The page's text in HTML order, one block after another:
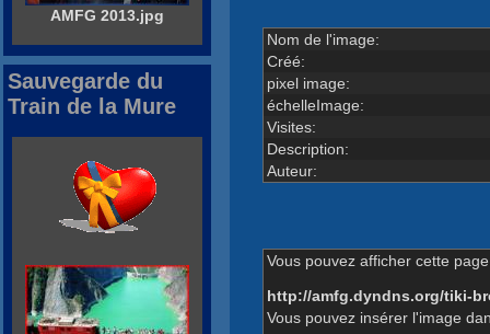
Nom de l'image:
Créé:
pixel image:
échelleImage:
Visites:
Description:
Auteur:
Vous pouvez afficher cette
http://amfg.dyndns.org/tiki-
Vous pouvez insérer l'image
AMFG 2013.jpg
Sauvegarde du
Train de la Mure